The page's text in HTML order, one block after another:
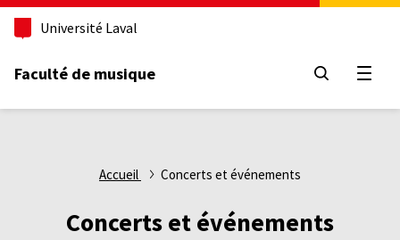
Aller
principal
Université Laval
Faculté de musique
Accueil Concerts et événements
Concerts et événements